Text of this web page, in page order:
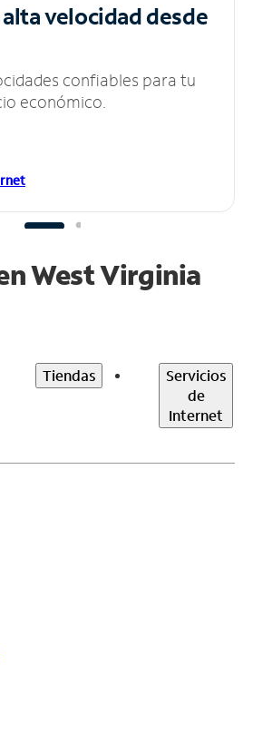
velocidaddesde
confiables para tu
económico.
West Virginia
Tiendas
Servicios
de
Internet